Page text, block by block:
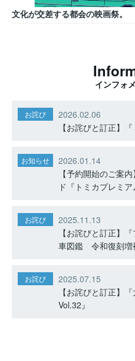
文化が交差する都会の映画祭。
インフォ
お詫び
2026.02.06
【お詫びと訂正】
お知らせ
2026.01.14
【予約開始のご案
ド『トミカプレミ
お詫び
2025.11.13
【お詫びと訂正】
車図鑑 令和復刻増
お詫び
2025.07.15
【お詫びと訂正】
Vol.32』